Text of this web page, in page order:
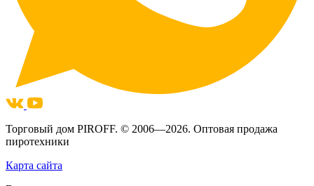
Торговый дом PIROFF. © 2006—2026. Оптовая продажа
пиротехники
Карта сайта